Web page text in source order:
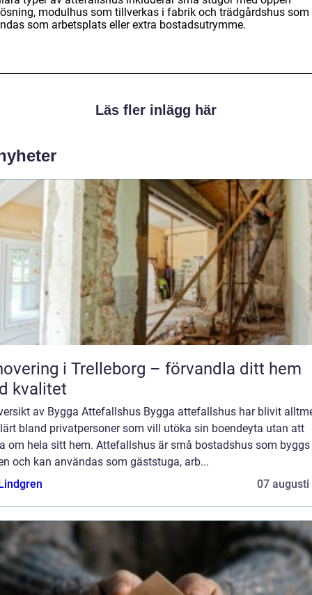
modulhus som tillverkas i fabrik och trädgårdshus som
som arbetsplats eller extra bostadsutrymme.
Läs fler inlägg här
i Trelleborg – förvandla ditt hem
kvalitet
av Bygga Attefallshus Bygga attefallshus har blivit
bland privatpersoner som vill utöka sin boendeyta utan att
om hela sitt hem. Attefallshus är små bostadshus som
och kan användas som gäststuga, arb...
07 augusti